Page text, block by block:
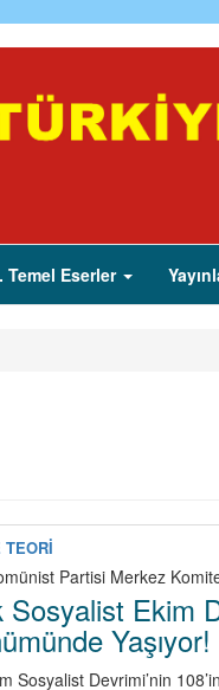
Temel Eserler
TEORİ
Partisi Merkez
Sosyalist Ekim
Yaşıyor!
Sosyalist Devrimi’nin